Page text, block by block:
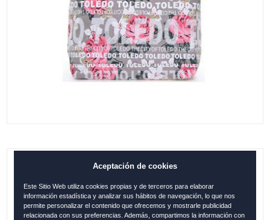
B. GONDOLA TOLEDO FLORES BEIGE
0.00€
Aceptación de cookies
Este Sitio Web utiliza cookies propias y de terceros para elaborar
información estadística y analizar sus hábitos de navegación, lo que nos
permite personalizar el contenido que ofrecemos y mostrarle publicidad
relacionada con sus preferencias. Además, compartimos la información con